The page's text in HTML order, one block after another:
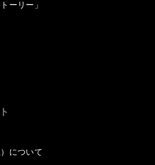
ーリー」
について